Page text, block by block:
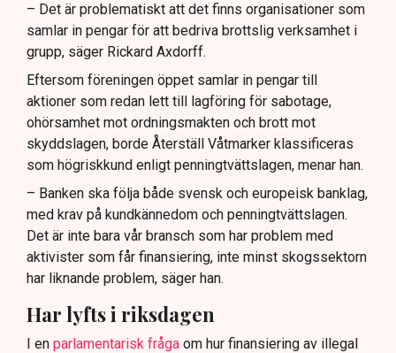
– Det är problematiskt att det finns organisationer som
samlar in pengar för att bedriva brottslig verksamhet i
grupp, säger Rickard Axdorff.
Eftersom föreningen öppet samlar in pengar till
aktioner som redan lett till lagföring för sabotage,
ohörsamhet mot ordningsmakten och brott mot
skyddslagen, borde Återställ Våtmarker klassificeras
som högriskkund enligt penningtvättslagen, menar han.
– Banken ska följa både svensk och europeisk banklag,
med krav på kundkännedom och penningtvättslagen.
Det är inte bara vår bransch som har problem med
aktivister som får finansiering, inte minst skogssektorn
har liknande problem, säger han.
Har lyfts i riksdagen
I en parlamentarisk fråga om hur finansiering av illegal